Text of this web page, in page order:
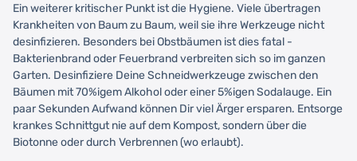
Ein weiterer kritischer Punkt ist die Hygiene. Viele übertragen
Krankheiten von Baum zu Baum, weil sie ihre Werkzeuge nicht
desinfizieren. Besonders bei Obstbäumen ist dies fatal -
Bakterienbrand oder Feuerbrand verbreiten sich so im ganzen
Garten. Desinfiziere Deine Schneidwerkzeuge zwischen den
Bäumen mit 70%igem Alkohol oder einer 5%igen Sodalauge. Ein
paar Sekunden Aufwand können Dir viel Ärger ersparen. Entsorge
krankes Schnittgut nie auf dem Kompost, sondern über die
Biotonne oder durch Verbrennen (wo erlaubt).